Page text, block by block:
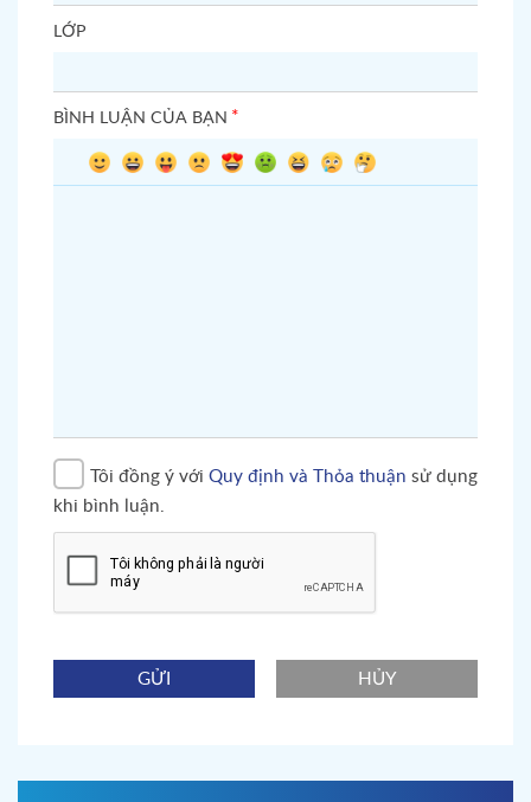
LỚP
BÌNH LUẬN CỦA BẠN *
Tôi đồng ý với Quy định và Thỏa thuận sử dụng
khi bình luận.
GỬI HỦY